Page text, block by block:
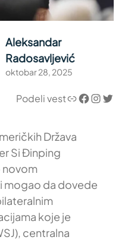
Aleksandar
Radosavljević
oktobar 28, 2025
Podeli vestLink Facebook InstagramTwitter
Država
Si Đinping
novom
mogao da dovede
koje je
centralna